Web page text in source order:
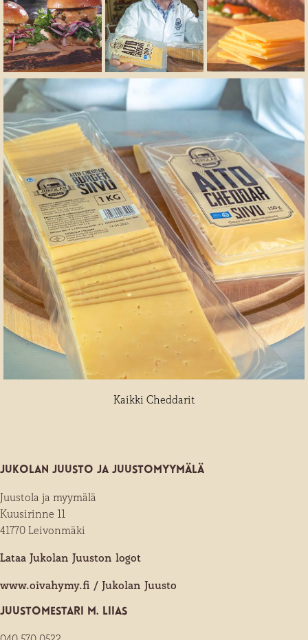
Kaikki Cheddarit
Jukolan juusto ja juusto­myymälä
Juustola ja myymälä
Kuusirinne 11
41770 Leivonmäki
Lataa Jukolan Juuston logot
www.oivahymy.fi / Jukolan Juusto
Juusto­mestari M. Liias